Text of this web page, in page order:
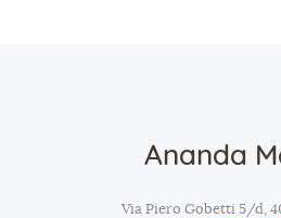
Ananda
Via Piero Gobetti 5/d,